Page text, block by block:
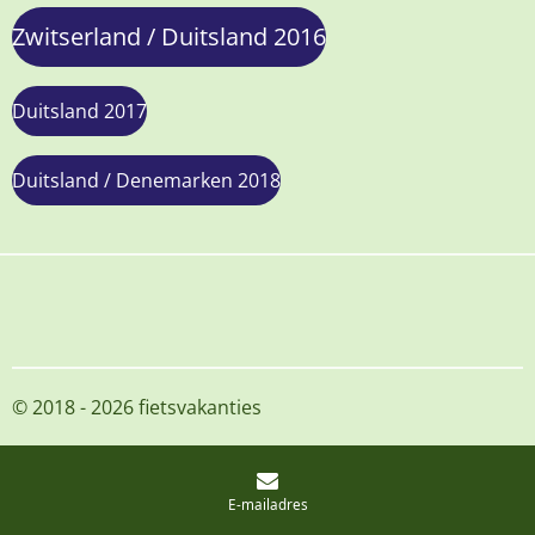
Zwitserland / Duitsland 2016
Duitsland 2017
Duitsland / Denemarken 2018
© 2018 - 2026 fietsvakanties
E-mailadres